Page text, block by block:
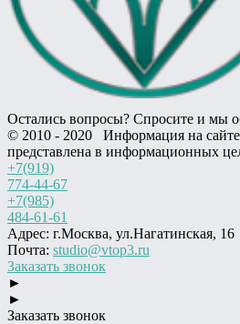
Остались вопросы? Спросите и мы
© 2010 - 2020 Информация на сайте
представлена в информационных
+7(919)
774-44-67
+7(985)
484-61-61
Адрес: г.Москва, ул.Нагатинская, 16
Почта: studio@vtop3.ru
Заказать звонок
►
►
Заказать звонок